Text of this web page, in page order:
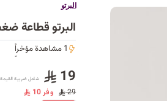
البرتو
البرتو قطاعة ضغط
1 مشاهدة مؤخراً
19 شامل ضريبة
29 وفر 10